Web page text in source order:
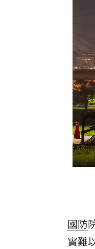
亨特
台灣
LIVE
三立
台彩
商場
「拍
國防
實難